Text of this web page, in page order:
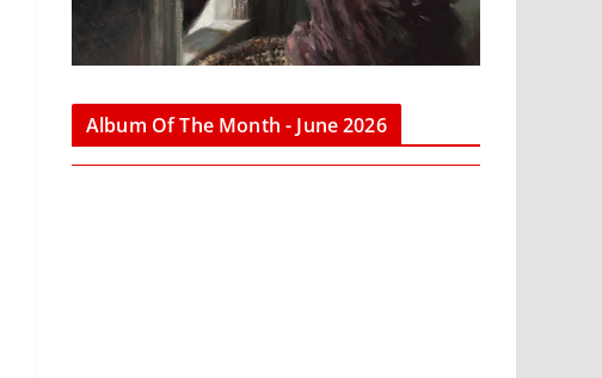
Album Of The Month - June 2026